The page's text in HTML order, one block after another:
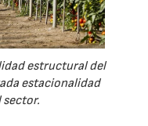
estructural del
estacionalidad
sector.